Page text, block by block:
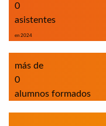
0
asistentes
en 2024
más de
0
alumnos formados